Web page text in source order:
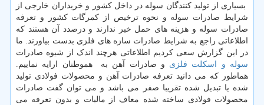
بسیاری از تولید کنندگان سوله در داخل کشور و خریداران خارجی از
شرایط صادرات سوله و نحوه ترخیص از کمرگات کشور و تعرفه
صادرات سوله و هزینه های حمل خبر ندارند و درصدد آن هستند که
اطلاعاتی راجع به شرایط صادرات سازه های فلزی بدست بیاورند. ما
در این گزارش سعی کردیم اطلاعاتی هرچند اندک از شیوه صادرات
سوله و اسکلت فلزی و صادرات آهن به هموطنان ارایه نماییم.
هماطور که می دانید تعرفه صادرات آهن و محصولات فولادی تولید
شده یا تبدیل شده تقریبا صفر می باشد و می توان گفت صادرات
محصولات فولادی ساخته شده معاف از مالیات و بدون تعرفه می